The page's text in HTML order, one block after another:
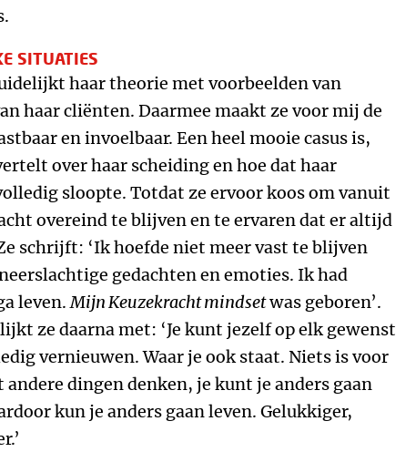
SITUATIES
haar theorie met voorbeelden van
haar cliënten. Daarmee maakt ze voor mij de
en invoelbaar. Een heel mooie casus is,
over haar scheiding en hoe dat haar
sloopte. Totdat ze ervoor koos om vanuit
overeind te blijven en te ervaren dat er altijd
schrijft: ‘Ik hoefde niet meer vast te blijven
gedachten en emoties. Ik had
leven.Mijn Keuzekracht mindsetwas geboren’.
ze daarna met: ‘Je kunt jezelf op elk gewenst
vernieuwen. Waar je ook staat. Niets is voor
andere dingen denken, je kunt je anders gaan
kun je anders gaan leven. Gelukkiger,